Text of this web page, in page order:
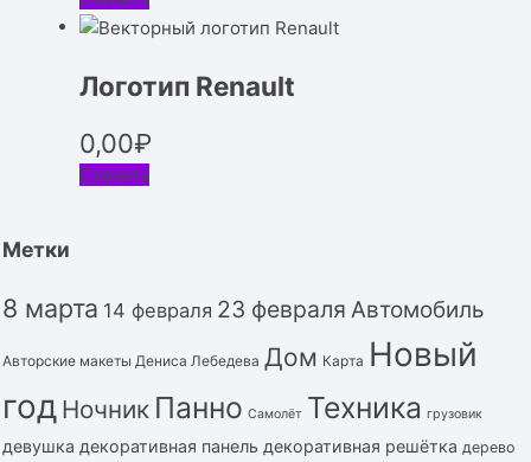
Логотип Renault
0,00₽
Скачать
Метки
8 марта 14 февраля 23 февраля Автомобиль
Авторские макеты Дениса Лебедева Дом Карта Новый
год Ночник Панно Самолёт Техника грузовик
девушка декоративная панель декоративная решётка дерево